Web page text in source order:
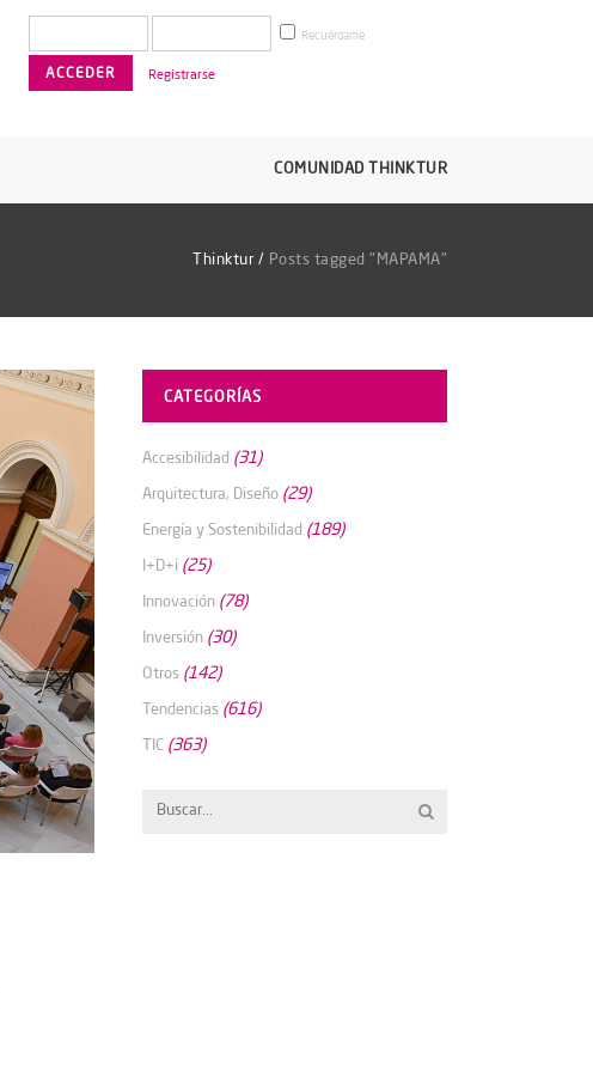
Recuérdame
Registrarse
COMUNIDAD THINKTUR
Thinktur / Posts tagged "MAPAMA"
CATEGORÍAS
Accesibilidad (31)
Arquitectura, Diseño (29)
Energía y Sostenibilidad (189)
I+D+i (25)
Innovación (78)
Inversión (30)
Otros (142)
Tendencias (616)
TIC (363)